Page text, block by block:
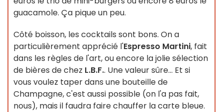
guacamole. Ça pique un peu.
Côté boisson, les cocktails sont bons. On a
particulièrement apprécié l'Espresso Martini, fait
dans les règles de l'art, ou encore la jolie sélection
de bières de chez L.B.F.. Une valeur sûre... Et si
vous voulez taper dans une bouteille de
Champagne, c'est aussi possible (on l'a pas fait,
nous), mais il faudra faire chauffer la carte bleue.